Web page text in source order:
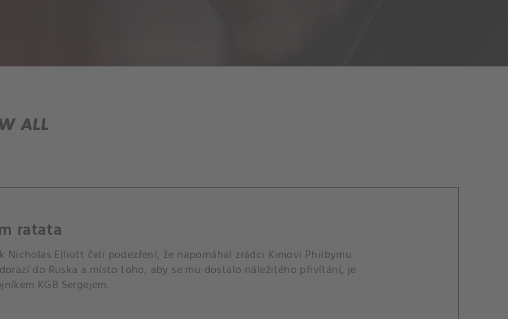
ALL
ratata
Nicholas Elliott čelí podezření, že napomáhal zrádci Kimovi Philbymu
do Ruska a místo toho, aby se mu dostalo náležitého přivítání, je
KGB Sergejem.